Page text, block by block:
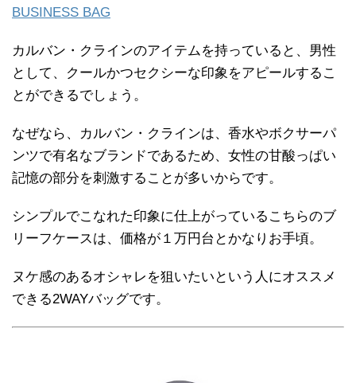
BUSINESS BAG
カルバン・クラインのアイテムを持っていると、男性
として、クールかつセクシーな印象をアピールするこ
とができるでしょう。
なぜなら、カルバン・クラインは、香水やボクサーパ
ンツで有名なブランドであるため、女性の甘酸っぱい
記憶の部分を刺激することが多いからです。
シンプルでこなれた印象に仕上がっているこちらのブ
リーフケースは、価格が１万円台とかなりお手頃。
ヌケ感のあるオシャレを狙いたいという人にオススメ
できる2WAYバッグです。